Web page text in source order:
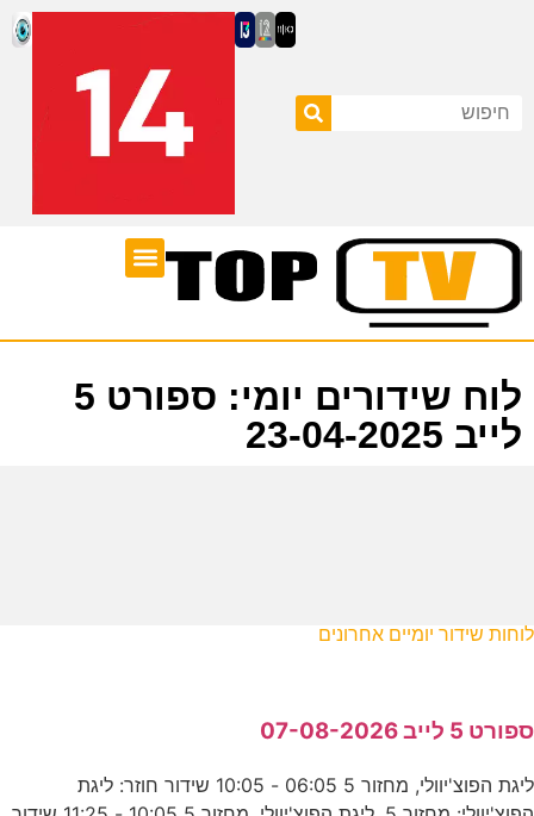
לוח שידורים יומי: ספורט 5
לייב 23-04-2025
לוחות שידור יומיים אחרונים
ספורט 5 לייב 07-08-2026
ליגת הפוצ'יוולי, מחזור 5 06:05 - 10:05 שידור חוזר: ליגת